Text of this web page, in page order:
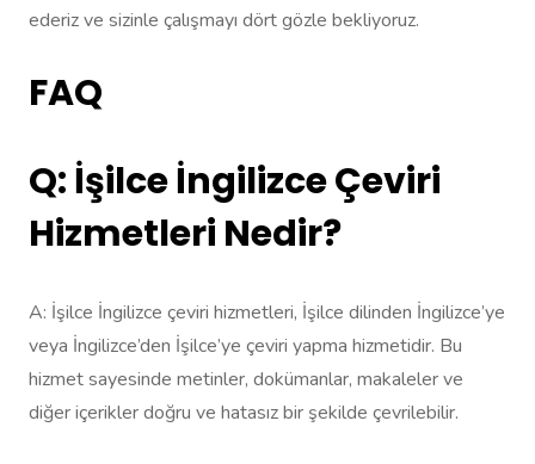
ederiz ve sizinle çalışmayı dört gözle bekliyoruz.
FAQ
Q: İşilce İngilizce Çeviri
Hizmetleri Nedir?
A: İşilce İngilizce çeviri hizmetleri, İşilce dilinden İngilizce’ye
veya İngilizce’den İşilce’ye çeviri yapma hizmetidir. Bu
hizmet sayesinde metinler, dokümanlar, makaleler ve
diğer içerikler doğru ve hatasız bir şekilde çevrilebilir.